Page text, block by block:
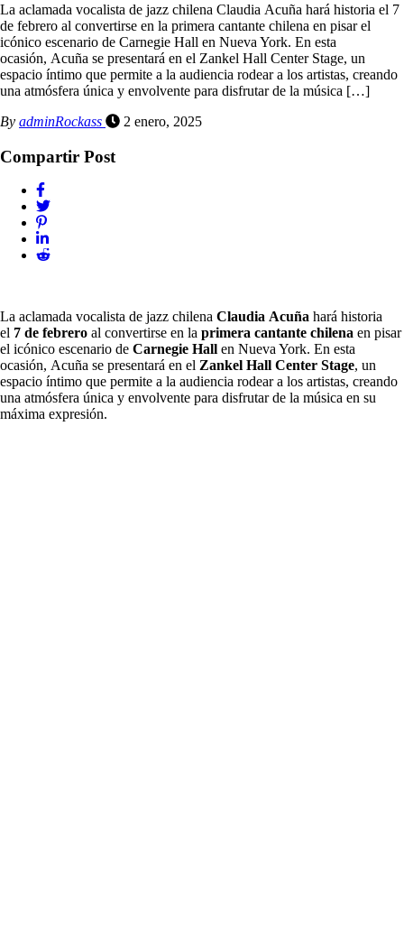
La aclamada vocalista de jazz chilena Claudia Acuña hará historia el 7
de febrero al convertirse en la primera cantante chilena en pisar el
icónico escenario de Carnegie Hall en Nueva York. En esta
ocasión, Acuña se presentará en el Zankel Hall Center Stage, un
espacio íntimo que permite a la audiencia rodear a los artistas, creando
una atmósfera única y envolvente para disfrutar de la música […]
By adminRockass 2 enero, 2025
Compartir Post
La aclamada vocalista de jazz chilena Claudia Acuña hará historia
el 7 de febrero al convertirse en la primera cantante chilena en pisar
el icónico escenario de Carnegie Hall en Nueva York. En esta
ocasión, Acuña se presentará en el Zankel Hall Center Stage, un
espacio íntimo que permite a la audiencia rodear a los artistas, creando
una atmósfera única y envolvente para disfrutar de la música en su
máxima expresión.